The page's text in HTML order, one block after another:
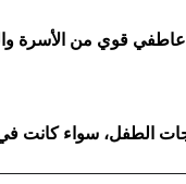
قوي من الأسرة
الطفل، سواء كانت